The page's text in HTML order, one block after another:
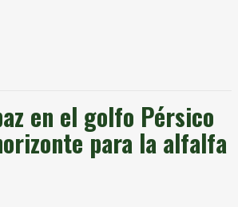
en el golfo Pérsico
para la alfalfa